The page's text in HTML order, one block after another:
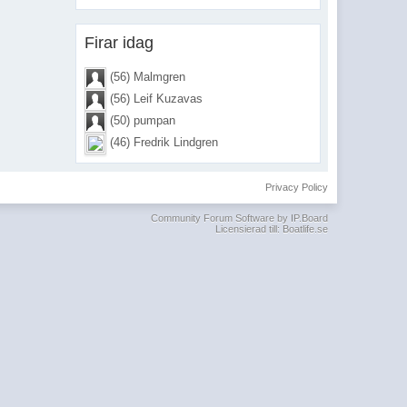
Firar idag
(56) Malmgren
(56) Leif Kuzavas
(50) pumpan
(46) Fredrik Lindgren
Privacy Policy
Community Forum Software by IP.Board
Licensierad till: Boatlife.se